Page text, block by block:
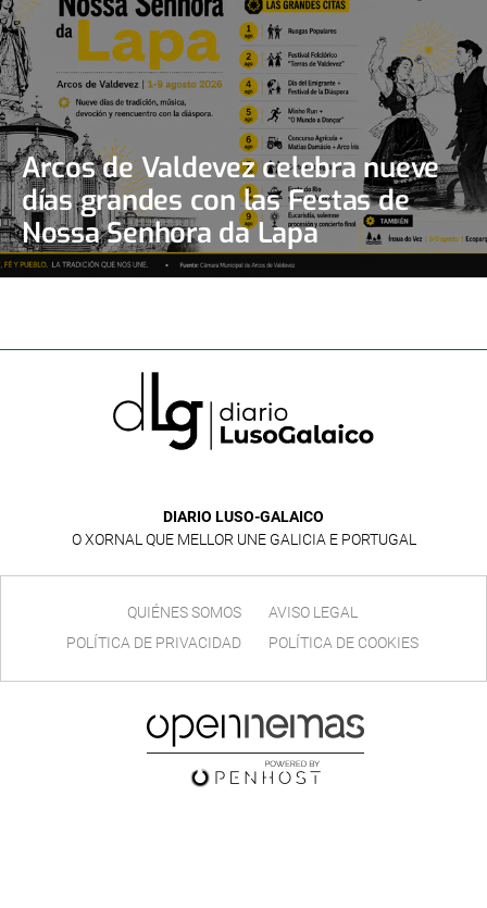
Arcos de Valdevez celebra nueve
días grandes con las Festas de
Nossa Senhora da Lapa
DIARIO LUSO-GALAICO
O XORNAL QUE MELLOR UNE GALICIA E PORTUGAL
QUIÉNES SOMOS
AVISO LEGAL
POLÍTICA DE PRIVACIDAD
POLÍTICA DE COOKIES